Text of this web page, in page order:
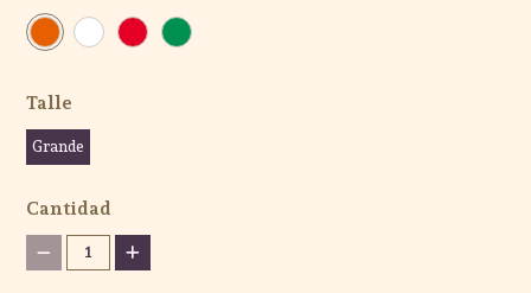
Talle
Grande
Cantidad
1